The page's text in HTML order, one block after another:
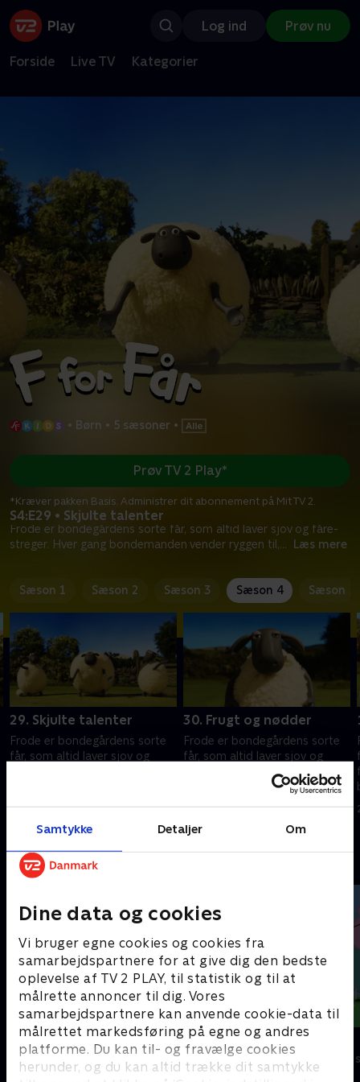
Samtykke Detaljer Om
Dine data og cookies
Vi bruger egne cookies og cookies fra
samarbejdspartnere for at give dig den bedste
oplevelse af TV 2 PLAY, til statistik og til at
målrette annoncer til dig. Vores
samarbejdspartnere kan anvende cookie-data til
målrettet markedsføring på egne og andres
platforme. Du kan til- og fravælge cookies
herunder, og du kan altid trække dit samtykke
Log ind Prøv nu
Forside Live TV Kategorier
• Børn • 5 sæsoner •
S4:E29 • Skjulte talenter
Frode er bondegårdens sorte får, som altid laver sjov og fåre-
streger. Hver gang bondemanden vender ryggen til,... Læs mere
Prøv TV 2 Play*
*Kræver pakken Basis. Administrer dit abonnement på Mit TV 2.
Sæson 1 Sæson 2 Sæson 3 Sæson 4 Sæson 5
29. Skjulte talenter
Frode er bondegårdens sorte
får, som altid laver sjov og
29. maj 2023 • 7 min
30. Frugt og nødder
Frode er bondegårdens sorte
får, som altid laver sjov og
fåre-streger. Hver gang
bondemanden vender ryggen
29. maj 2023 • 7 min
Andre så også
Rasmus Klump
Børneserier • 3 sæsoner
Gurli Gris
Børneserier •